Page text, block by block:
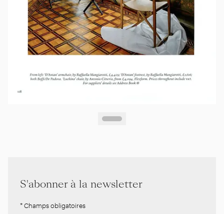
S'abonner à la newsletter
* Champs obligatoires